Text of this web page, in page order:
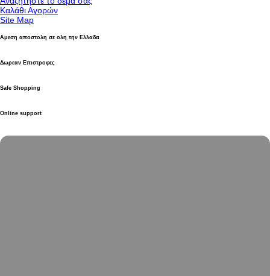
Καλάθι Αγορών
Site Map
Αμεση αποστολη σε ολη την Ελλαδα
Δωρεαν Επιστροφες
Safe Shopping
Online support